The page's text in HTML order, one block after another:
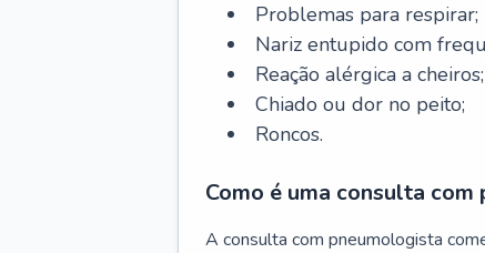
Problemas para respirar;
Nariz entupido com
Reação alérgica a cheiros;
Chiado ou dor no peito;
Roncos.
Como é uma consulta
A consulta com pneumologista